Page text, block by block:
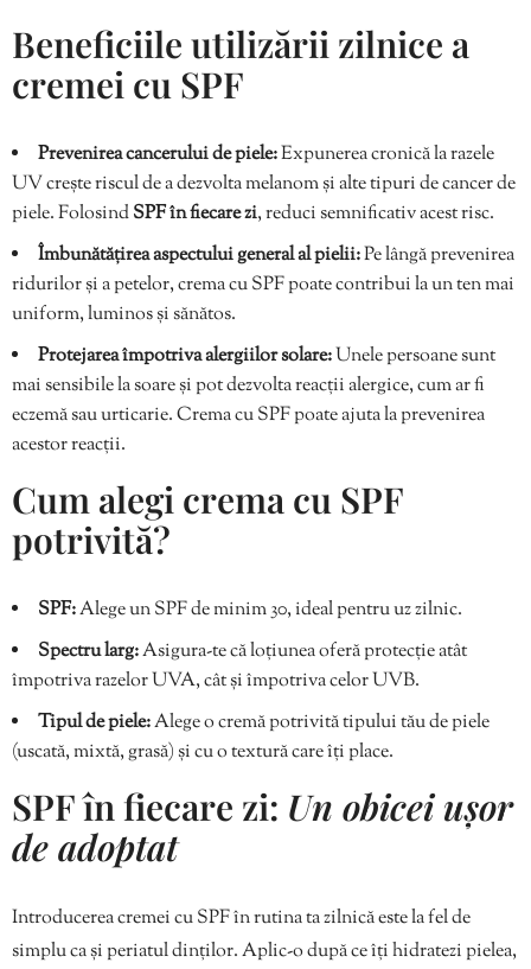
Beneficiile utilizării zilnice a
cremei cu SPF
Prevenirea cancerului de piele:Expunerea cronică la razele
UV crește riscul de a dezvolta melanom și alte tipuri de cancer de
piele. FolosindSPF în fiecare zi, reduci semnificativ acest risc.
Îmbunătățirea aspectului general al pielii:Pe lângă prevenirea
ridurilor și a petelor, crema cu SPF poate contribui la un ten mai
uniform, luminos și sănătos.
Protejarea împotriva alergiilor solare:Unele persoane sunt
mai sensibile la soare și pot dezvolta reacții alergice, cum ar fi
eczemă sau urticarie. Crema cu SPF poate ajuta la prevenirea
acestor reacții.
Cum alegi crema cu SPF
potrivită?
SPF:Alege un SPF de minim 30, ideal pentru uz zilnic.
Spectru larg:Asigura-te că loțiunea oferă protecție atât
împotriva razelor UVA, cât și împotriva celor UVB.
Tipul de piele:Alege o cremă potrivită tipului tău de piele
(uscată, mixtă, grasă) și cu o textură care îți place.
SPF în fiecare zi: Un obicei ușor
de adoptat
Introducerea cremei cu SPF în rutina ta zilnică este la fel de
simplu ca și periatul dinților. Aplic-o după ce îți hidratezi pielea,